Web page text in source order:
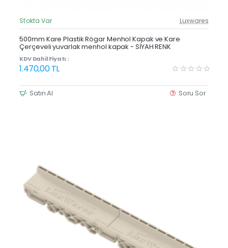
Güncel Fiyat
Stokta Var Luxwares
500mm Kare Plastik Rögar Menhol Kapak ve Kare
Çerçeveli yuvarlak menhol kapak - SİYAH RENK
KDV Dahil Fiyatı :
1.470,00 TL
Satın Al Soru Sor